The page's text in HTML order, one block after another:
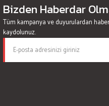
Bizden Haberdar
Tüm kampanya ve duyurulardan
kaydolunuz.